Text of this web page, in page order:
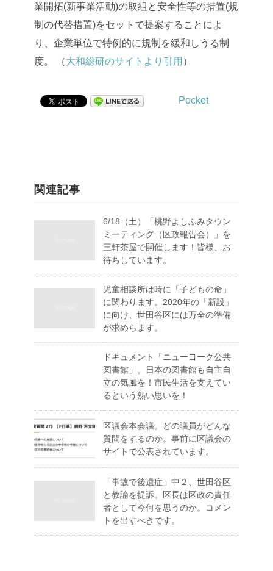
業開拓(新事業活動)の取組と安全性等の措置(規
制の代替措置)をセットで提案することによ
り、企業単位で特例的に規制を緩和しうる制
度。
（大和総研のサイトより引用 ）
Pocket
関連記事
6/18（土）「桃野よしふみタウン
ミーティング（区政報告会）」を
三軒茶屋で開催します！皆様、お
待ちしています。
児童相談所は時に「子どもの命」
に関わります。2020年の「新設」
に向け、世田谷区には万全の準備
が求めらます。
ドキュメント「ニューヨーク公共
図書館」。日本の図書館も自主自
立の気風を！市民生活を支えてい
るという熱い思いを！
区議会本会議。どの議員がどんな
質問をするのか。事前に区議会の
サイトで公表されています。
「事故で後遺症」中２、世田谷区
と教諭を提訴。区長は区政の責任
者として今何を思うのか。コメン
トを出すべきです。